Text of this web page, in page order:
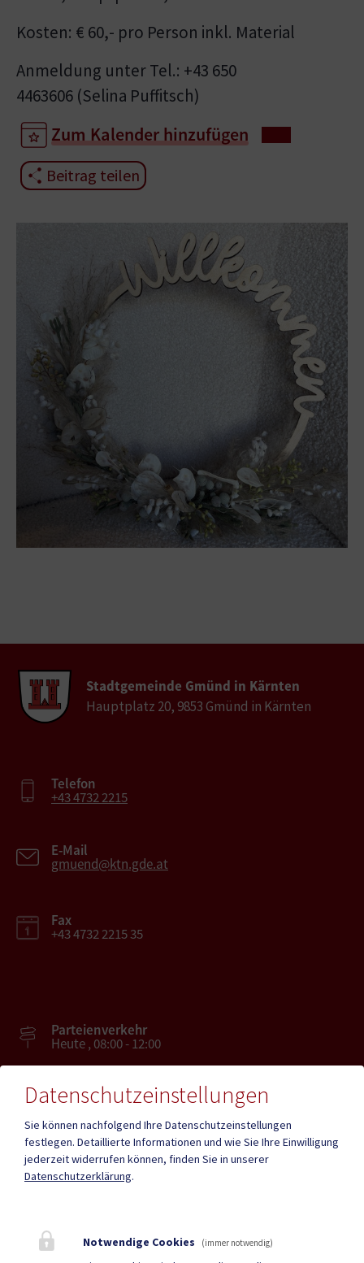
Kosten: € 60,- pro Person inkl. Material
Anmeldung unter Tel.: +43 650
4463606 (Selina Puffitsch)
Zum Kalender hinzufügen
Beitrag teilen
Stadtgemeinde Gmünd in Kärnten
Hauptplatz 20, 9853 Gmünd in Kärnten
Telefon
+43 4732 2215
E-Mail
gmuend@ktn.gde.at
Fax
+43 4732 2215 35
Parteienverkehr
Heute , 08:00 - 12:00
Amtsstunden
Mehr
Quicklinks
Datenschutzeinstellungen
Sie können nachfolgend Ihre Datenschutzeinstellungen
festlegen. Detaillierte Informationen und wie Sie Ihre Einwilligung
jederzeit widerrufen können, finden Sie in unserer
Datenschutzerklärung.
Notwendige Cookies (immer notwendig)